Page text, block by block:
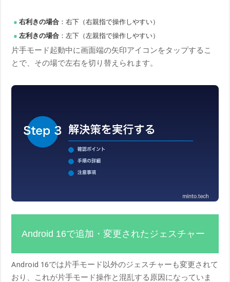
右利きの場合 ：右下（右親指で操作しやすい）
左利きの場合 ：左下（左親指で操作しやすい）
片手モード起動中に画面端の矢印アイコンをタップするこ
とで、その場で左右を切り替えられます。
Android 16で追加・変更されたジェスチャー
Android 16では片手モード以外のジェスチャーも変更されて
おり、これが片手モード操作と混乱する原因になっていま